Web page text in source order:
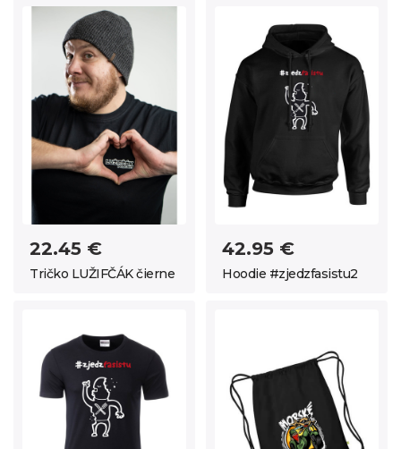
22.45 €
Tričko LUŽIFČÁK čierne
42.95 €
Hoodie #zjedzfasistu2